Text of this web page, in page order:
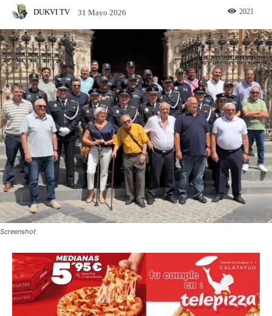
DUKVI TV 31 Mayo 2026 2021
Screenshot